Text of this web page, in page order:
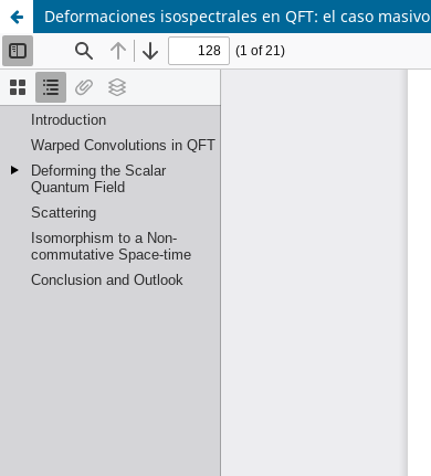
Deformaciones isospectrales en QFT: el caso masivo